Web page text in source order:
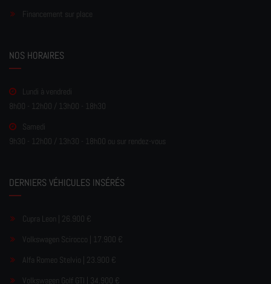
Financement sur place
NOS HORAIRES
Lundi à vendredi
8h00 - 12h00 / 13h00 - 18h30
Samedi
9h30 - 12h00 / 13h30 - 18h00 ou sur rendez-vous
DERNIERS VÉHICULES INSÉRÉS
Cupra Leon | 26.900 €
Volkswagen Scirocco | 17.900 €
Alfa Romeo Stelvio | 23.900 €
Volkswagen Golf GTI | 34.900 €